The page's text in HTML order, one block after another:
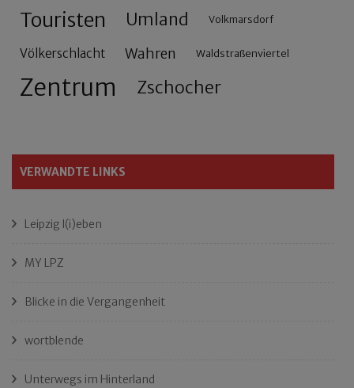
Touristen Umland Volkmarsdorf
Völkerschlacht Wahren Waldstraßenviertel
Zentrum Zschocher
VERWANDTE LINKS
Leipzig l(i)eben
MY LPZ
Blicke in die Vergangenheit
wortblende
Unterwegs im Hinterland